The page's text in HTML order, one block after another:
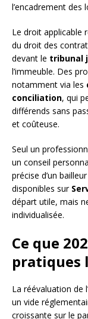
l’encadrement des
Le droit applicable
du droit des
devant le tribunal
l’immeuble. Des
notamment via les
conciliation, qui
différends sans
et coûteuse.
Seul un
un conseil
précise d’un
disponibles sur
départ utile, mais
individualisée.
Ce que
pratiques
La réévaluation de l’
un vide
croissante sur le